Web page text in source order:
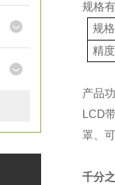
规格
规格
精度
产品
LCD
罩、
千分